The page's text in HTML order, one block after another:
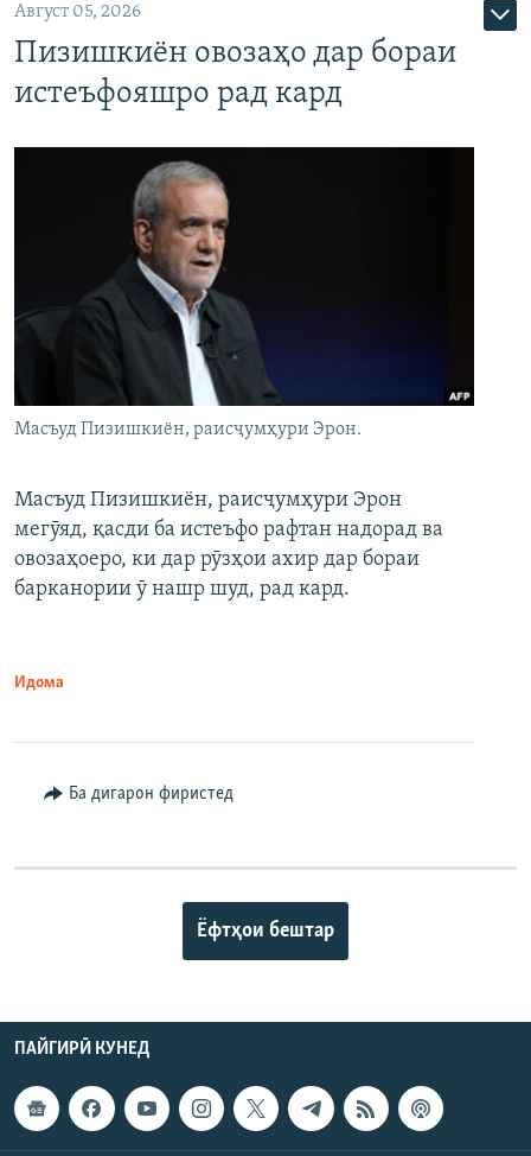
Август 05, 2026
Пизишкиён овозаҳо дар бораи
истеъфояшро рад кард
Масъуд Пизишкиён, раисҷумҳури Эрон.
Масъуд Пизишкиён, раисҷумҳури Эрон
мегӯяд, қасди ба истеъфо рафтан надорад ва
овозаҳоеро, ки дар рӯзҳои ахир дар бораи
барканории ӯ нашр шуд, рад кард.
Идома
Ба дигарон фиристед
Ёфтҳои бештар
ПАЙГИРӢ КУНЕД